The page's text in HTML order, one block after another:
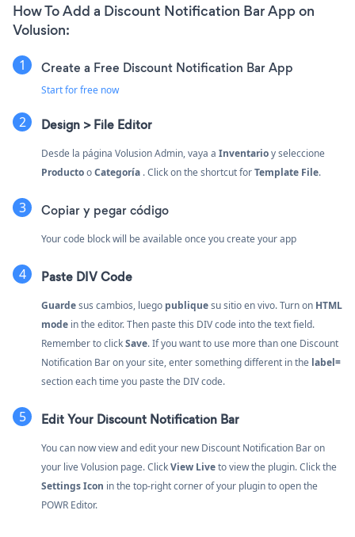
How To Add a Discount Notification Bar App on
Volusion:
Create a Free Discount Notification Bar App
Start for free now
Design > File Editor
Desde la página Volusion Admin, vaya a Inventarioy seleccione
ProductooCategoría . Click on the shortcut forTemplate File.
Copiar y pegar código
Your code block will be available once you create your app
Paste DIV Code
Guardesus cambios, luego publiquesu sitio en vivo. Turn on HTML
mode in the editor. Then paste this DIV code into the text field.
Remember to clickSave. If you want to use more than one Discount
Notification Bar on your site, enter something different in the label=
section each time you paste the DIV code.
Edit Your Discount Notification Bar
You can now view and edit your new Discount Notification Bar on
your live Volusion page. ClickView Liveto view the plugin. Click the
Settings Icon in the top-right corner of your plugin to open the
POWR Editor.